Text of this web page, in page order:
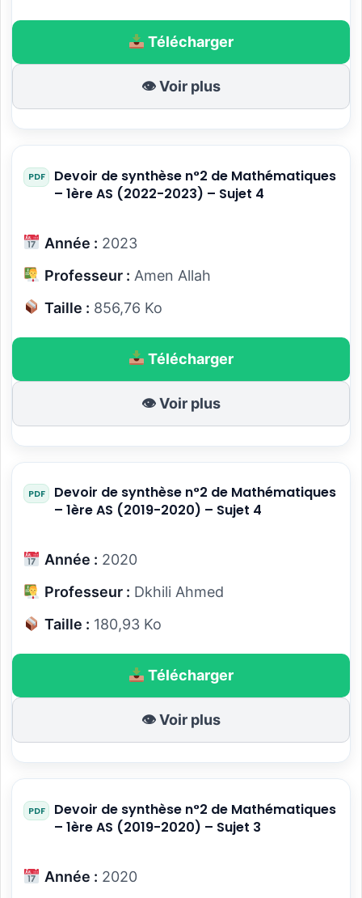
Télécharger
👁 Voir plus
Devoir de synthèse n°2 de Mathématiques
– 1ère AS (2022-2023) – Sujet 4
Année : 2023
Professeur : Amen Allah
Taille : 856,76 Ko
Télécharger
👁 Voir plus
Devoir de synthèse n°2 de Mathématiques
– 1ère AS (2019-2020) – Sujet 4
Année : 2020
Professeur : Dkhili Ahmed
Taille : 180,93 Ko
Télécharger
👁 Voir plus
Devoir de synthèse n°2 de Mathématiques
– 1ère AS (2019-2020) – Sujet 3
Année : 2020